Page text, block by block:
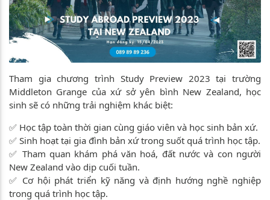
Tham gia chương trình Study Preview 2023 tại trường
Middleton Grange của xứ sở yên bình New Zealand, học
sinh sẽ có những trải nghiệm khác biệt:
✅ Học tập toàn thời gian cùng giáo viên và học sinh bản xứ.
✅ Sinh hoạt tại gia đình bản xứ trong suốt quá trình học tập.
✅ Tham quan khám phá văn hoá, đất nước và con người
New Zealand vào dịp cuối tuần.
✅ Cơ hội phát triển kỹ năng và định hướng nghề nghiệp
trong quá trình học tập.